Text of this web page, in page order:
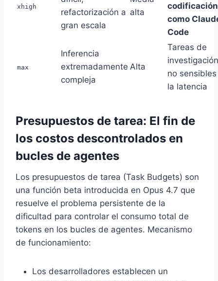
xhigh
refactorización a
gran escala
alta
codificación
como
Code
max
Inferencia
extremadamente
compleja
Alta
Tareas de
no
la latencia
Presupuestos de tarea: El fin de
los costos descontrolados en
bucles de agentes
Los presupuestos de tarea (Task Budgets) son
una función beta introducida en Opus 4.7 que
resuelve el problema persistente de la
dificultad para controlar el consumo total de
tokens en los bucles de agentes. Mecanismo
de funcionamiento:
Los desarrolladores establecen un